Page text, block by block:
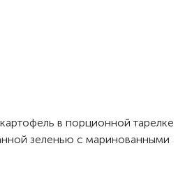
в порционной тарелке
зеленью с маринованными